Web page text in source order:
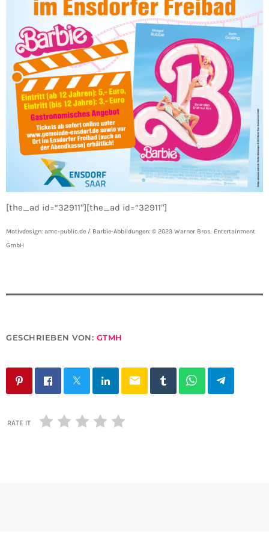
[the_ad id=“32911″][the_ad id=“32911″]
Motivdesign: amc-public.de / Barbie-Abbildungen: © 2023 Warner Bros. Entertainment
GmbH
GESCHRIEBEN VON: GTMH
email
RATE IT